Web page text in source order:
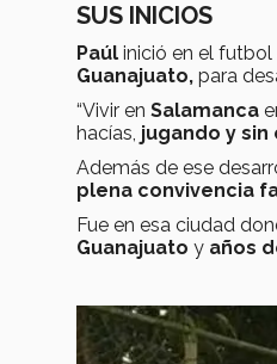
SUS INICIOS
Paúl inició en el futbol
Guanajuato, para
“Vivir en Salamanca
hacías, jugando y
Además de ese
plena convivencia
Fue en esa ciudad
Guanajuato y años